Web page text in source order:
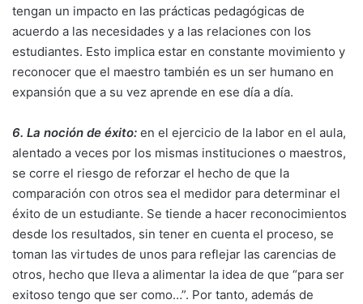
tengan un impacto en las prácticas pedagógicas de
acuerdo a las necesidades y a las relaciones con los
estudiantes. Esto implica estar en constante movimiento y
reconocer que el maestro también es un ser humano en
expansión que a su vez aprende en ese día a día.
6. La noción de éxito: en el ejercicio de la labor en el aula,
alentado a veces por los mismas instituciones o maestros,
se corre el riesgo de reforzar el hecho de que la
comparación con otros sea el medidor para determinar el
éxito de un estudiante. Se tiende a hacer reconocimientos
desde los resultados, sin tener en cuenta el proceso, se
toman las virtudes de unos para reflejar las carencias de
otros, hecho que lleva a alimentar la idea de que “para ser
exitoso tengo que ser como…”. Por tanto, además de